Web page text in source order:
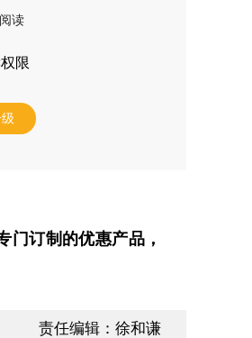
读
限
门订制的优惠产品，
责任编辑：徐和谦